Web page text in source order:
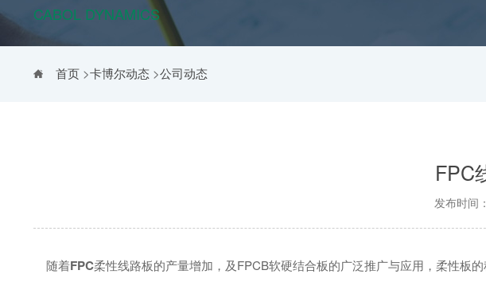
CABOL DYNAMICS
首页>卡博尔动态>公司动态
FPC
发布时
随着FPC柔性线路板的产量增加，及FPCB软硬结合板的广泛推广与应用，柔性板